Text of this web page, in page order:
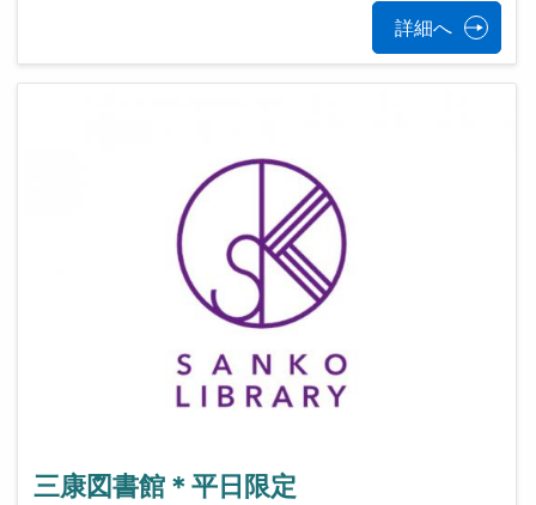
詳細へ
三康図書館＊平日限定